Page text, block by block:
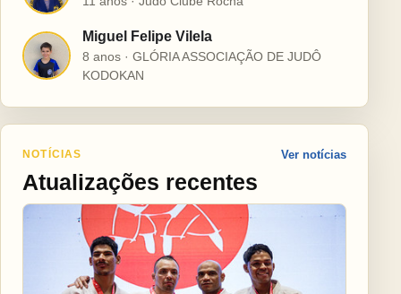
M
Miguel Felipe Vilela
8 anos · GLÓRIA ASSOCIAÇÃO DE JUDÔ
KODOKAN
NOTÍCIAS
Atualizações recentes
Ver notícias